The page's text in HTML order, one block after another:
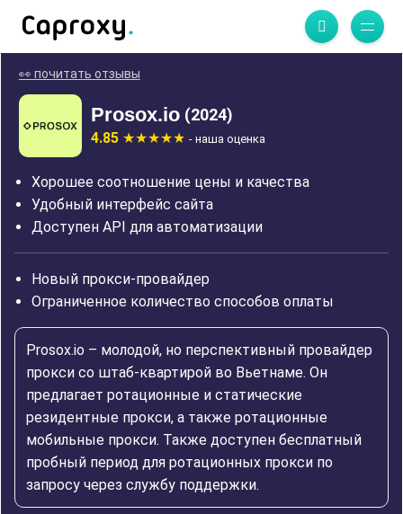
👀 почитать отзывы
Prosox.io (2024)
4.85 - наша оценка
Хорошее соотношение цены и качества
Удобный интерфейс сайта
Доступен API для автоматизации
Новый прокси-провайдер
Ограниченное количество способов оплаты
Prosox.io – молодой, но перспективный провайдер
прокси со штаб-квартирой во Вьетнаме. Он
предлагает ротационные и статические
резидентные прокси, а также ротационные
мобильные прокси. Также доступен бесплатный
пробный период для ротационных прокси по
запросу через службу поддержки.